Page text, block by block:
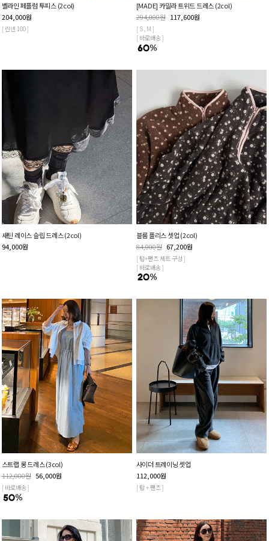
벨라인 페플럼 투피스 (2col)
204,000원
[ 린넨 100 ]
[MADE] 카밀라 트위드 드레스 (2col)
294,000원 117,600원
[ S , M ]
[ 바로배송 ]
새틴 레이스 슬립 드레스 (2col)
94,000원
블룸 플리스 셋업 (2col)
84,000원 67,200원
[ 탑+팬츠 세트 구성 ]
[ 바로배송 ]
스트랩 롱 드레스 (3col)
112,000원 56,000원
[ 바로배송 ]
사이더 트레이닝 셋업
112,000원
[ 탑 + 팬츠 ]